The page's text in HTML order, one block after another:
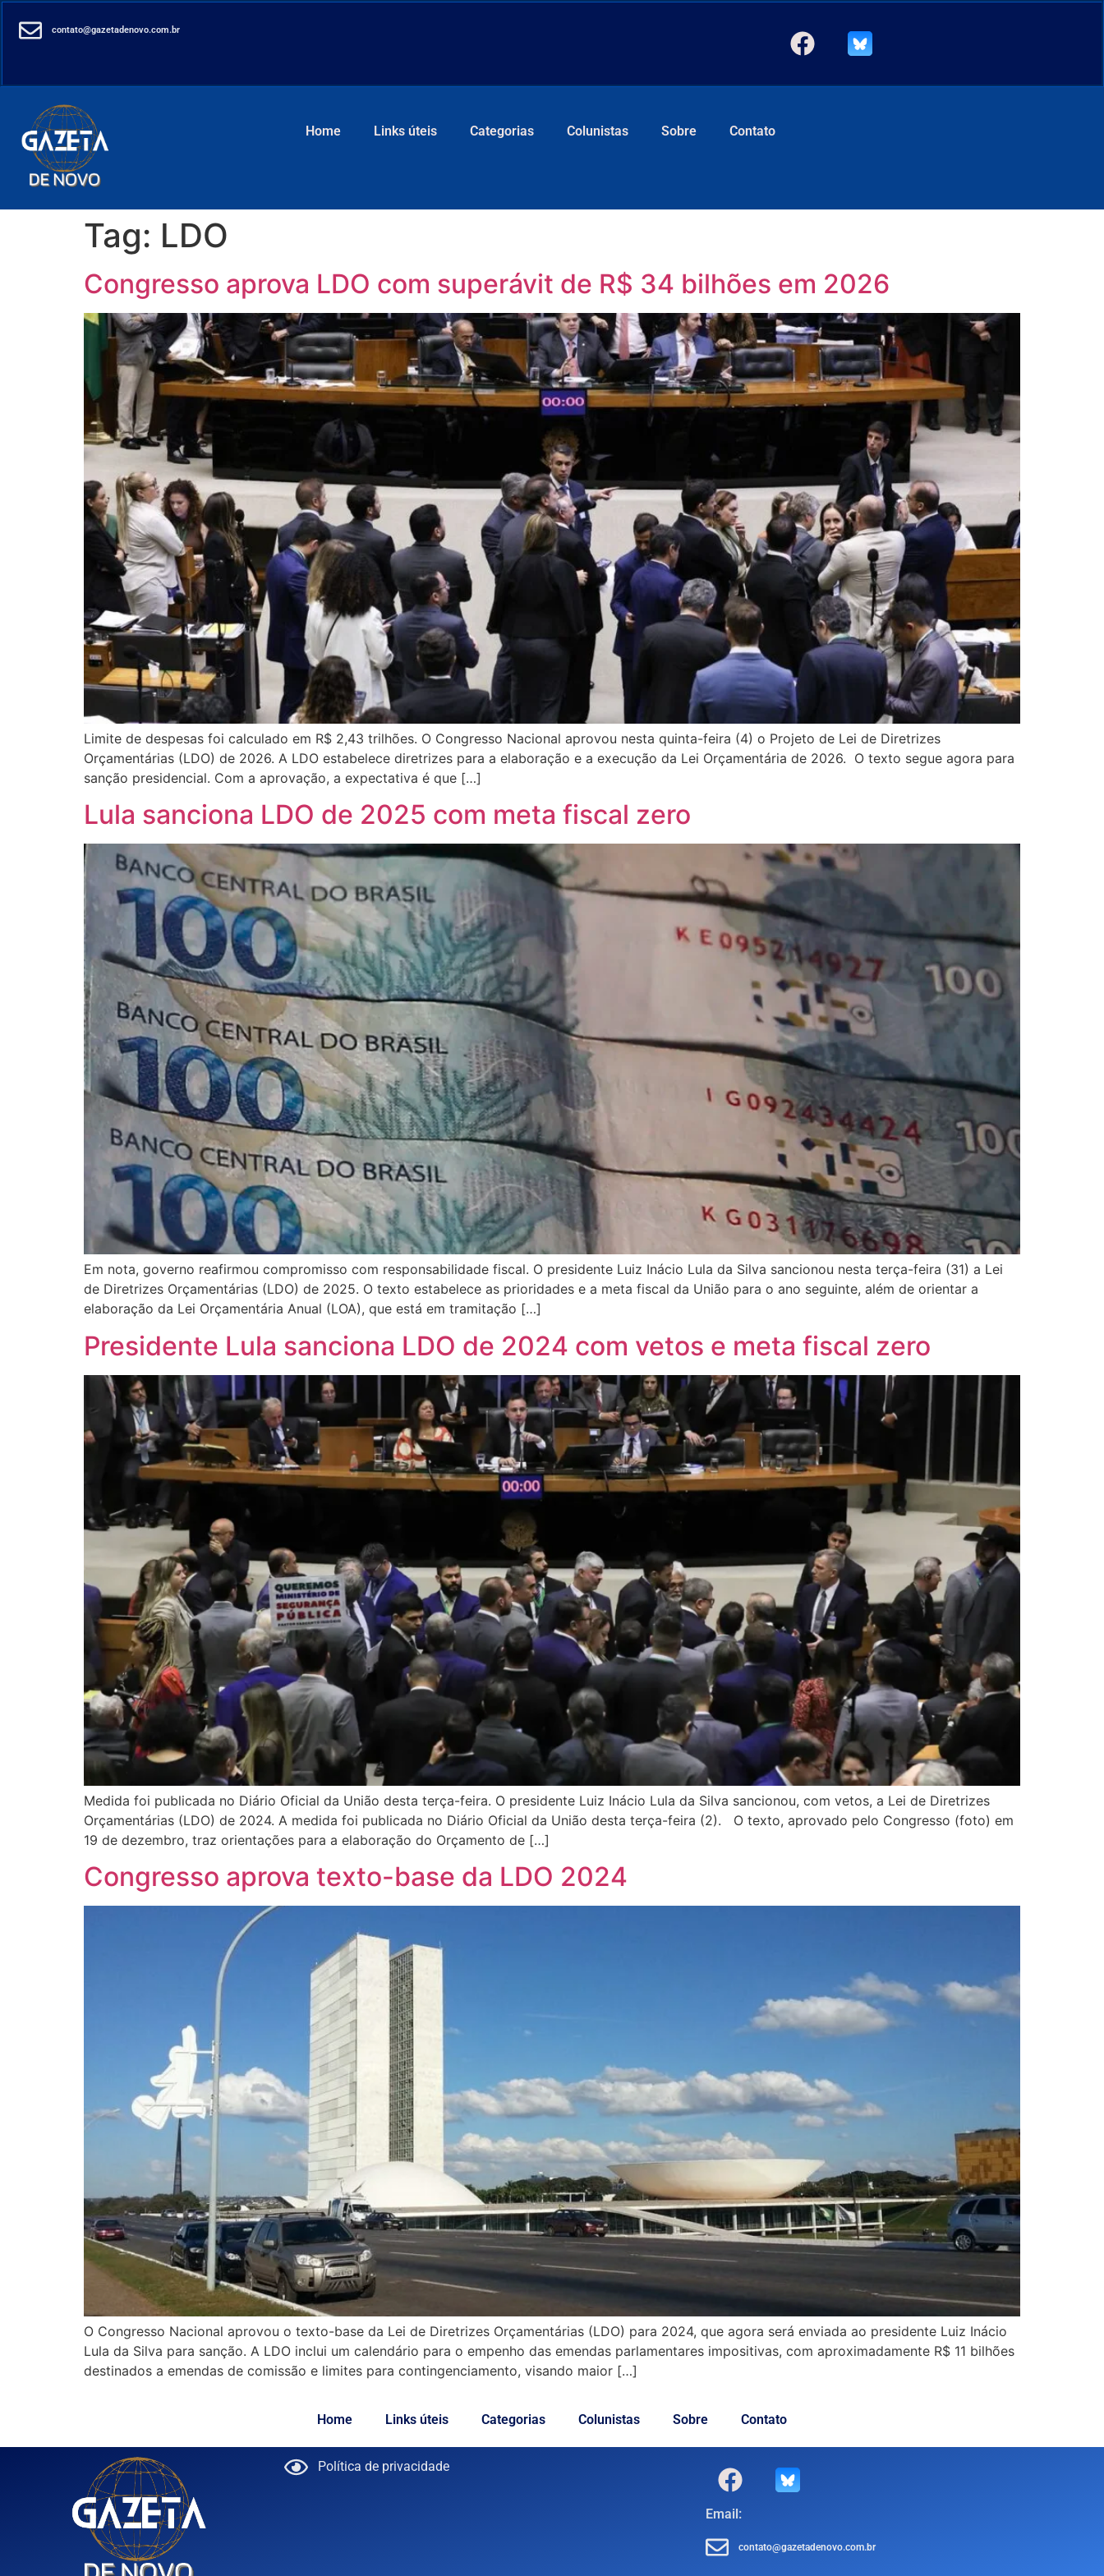
contato@gazetadenovo.com.br
Home Links úteis Categorias Colunistas Sobre Contato
Tag: LDO
Congresso aprova LDO com superávit de R$ 34 bilhões em 2026
Limite de despesas foi calculado em R$ 2,43 trilhões. O Congresso Nacional aprovou nesta quinta-feira (4) o Projeto de Lei de Diretrizes
Orçamentárias (LDO) de 2026. A LDO estabelece diretrizes para a elaboração e a execução da Lei Orçamentária de 2026. O texto segue agora para
sanção presidencial. Com a aprovação, a expectativa é que […]
Lula sanciona LDO de 2025 com meta fiscal zero
Em nota, governo reafirmou compromisso com responsabilidade fiscal. O presidente Luiz Inácio Lula da Silva sancionou nesta terça-feira (31) a Lei
de Diretrizes Orçamentárias (LDO) de 2025. O texto estabelece as prioridades e a meta fiscal da União para o ano seguinte, além de orientar a
elaboração da Lei Orçamentária Anual (LOA), que está em tramitação […]
Presidente Lula sanciona LDO de 2024 com vetos e meta fiscal zero
Medida foi publicada no Diário Oficial da União desta terça-feira. O presidente Luiz Inácio Lula da Silva sancionou, com vetos, a Lei de Diretrizes
Orçamentárias (LDO) de 2024. A medida foi publicada no Diário Oficial da União desta terça-feira (2). O texto, aprovado pelo Congresso (foto) em
19 de dezembro, traz orientações para a elaboração do Orçamento de […]
Congresso aprova texto-base da LDO 2024
O Congresso Nacional aprovou o texto-base da Lei de Diretrizes Orçamentárias (LDO) para 2024, que agora será enviada ao presidente Luiz Inácio
Lula da Silva para sanção. A LDO inclui um calendário para o empenho das emendas parlamentares impositivas, com aproximadamente R$ 11 bilhões
destinados a emendas de comissão e limites para contingenciamento, visando maior […]
Home Links úteis Categorias Colunistas Sobre Contato
Política de privacidade
Email:
contato@gazetadenovo.com.br